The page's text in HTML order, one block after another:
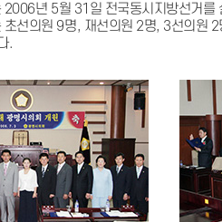
2006년 5월 31일 전국동시지방선거
초선의원 9명, 재선의원 2명, 3선의원
.